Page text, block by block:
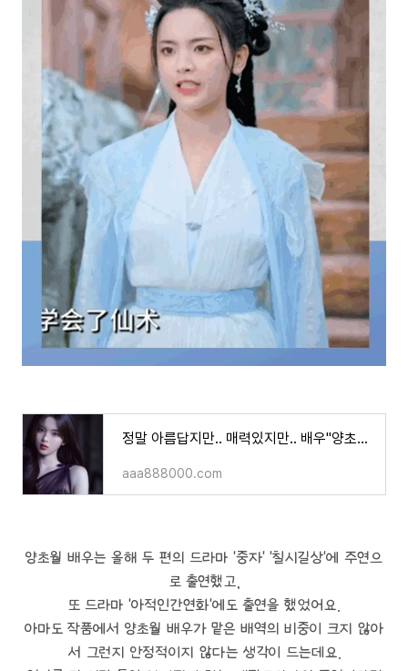
정말 아름답지만.. 매력있지만.. 배우"양초월"
aaa888000.com
양초월 배우는 올해 두 편의 드라마 '중자' '칠시길상'에 주연으
로 출연했고,
또 드라마 '아적인간연화'에도 출연을 했었어요.
아마도 작품에서 양초월 배우가 맡은 배역의 비중이 크지 않아
서 그런지 안정적이지 않다는 생각이 드는데요.